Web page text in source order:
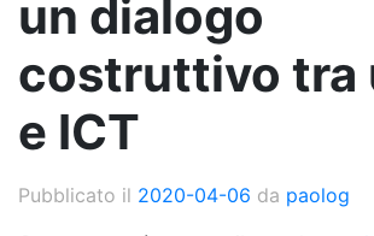
un dialogo
costruttivo tra
e ICT
Pubblicato il 2020-04-06 da paolog